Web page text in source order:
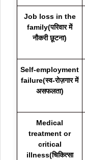
Job loss in the
family(परिवार में
नौकरी छूटना)
Self-employment
failure(स्व-रोज़गार में
असफलता)
Medical
treatment or
critical
illness(चिकित्सा